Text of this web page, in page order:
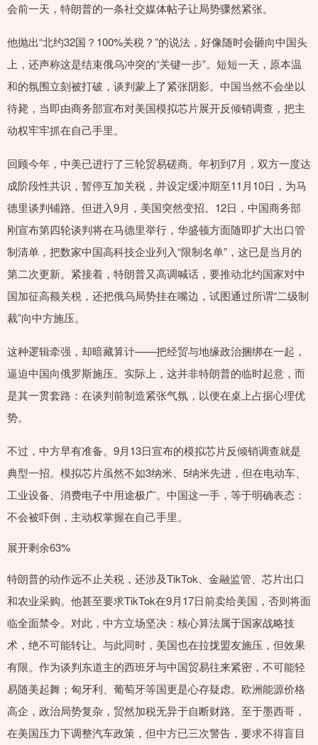
会前一天，特朗普的一条社交媒体帖子让局势骤然紧张。
他抛出“北约32国？100%关税？”的说法，好像随时会砸向中国头
上，还声称这是结束俄乌冲突的“关键一步”。短短一天，原本温
和的氛围立刻被打破，谈判蒙上了紧张阴影。中国当然不会坐以
待毙，当即由商务部宣布对美国模拟芯片展开反倾销调查，把主
动权牢牢抓在自己手里。
回顾今年，中美已进行了三轮贸易磋商。年初到7月，双方一度达
成阶段性共识，暂停互加关税，并设定缓冲期至11月10日，为马
德里谈判铺路。但进入9月，美国突然变招。12日，中国商务部
刚宣布第四轮谈判将在马德里举行，华盛顿方面随即扩大出口管
制清单，把数家中国高科技企业列入“限制名单”，这已是当月的
第二次更新。紧接着，特朗普又高调喊话，要推动北约国家对中
国加征高额关税，还把俄乌局势挂在嘴边，试图通过所谓“二级制
裁”向中方施压。
这种逻辑牵强，却暗藏算计——把经贸与地缘政治捆绑在一起，
逼迫中国向俄罗斯施压。实际上，这并非特朗普的临时起意，而
是其一贯套路：在谈判前制造紧张气氛，以便在桌上占据心理优
势。
不过，中方早有准备。9月13日宣布的模拟芯片反倾销调查就是
典型一招。模拟芯片虽然不如3纳米、5纳米先进，但在电动车、
工业设备、消费电子中用途极广。中国这一手，等于明确表态：
不会被吓倒，主动权掌握在自己手里。
展开剩余63%
特朗普的动作远不止关税，还涉及TikTok、金融监管、芯片出口
和农业采购。他甚至要求TikTok在9月17日前卖给美国，否则将面
临全面禁令。对此，中方立场坚决：核心算法属于国家战略技
术，绝不可能转让。与此同时，美国也在拉拢盟友施压，但效果
有限。作为谈判东道主的西班牙与中国贸易往来紧密，不可能轻
易随美起舞；匈牙利、葡萄牙等国更是心存疑虑。欧洲能源价格
高企，政治局势复杂，贸然加税无异于自断财路。至于墨西哥，
在美国压力下调整汽车政策，但中方已三次警告，要求不得盲目